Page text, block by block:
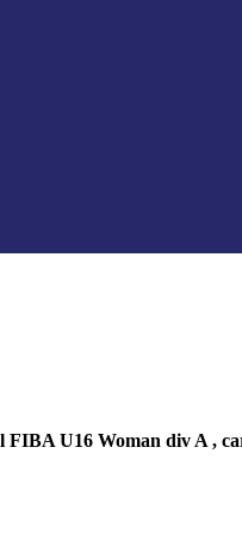
U16 Woman div A ,